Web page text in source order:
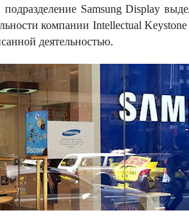
Samsung Display
компании Intellectual
деятельностью.